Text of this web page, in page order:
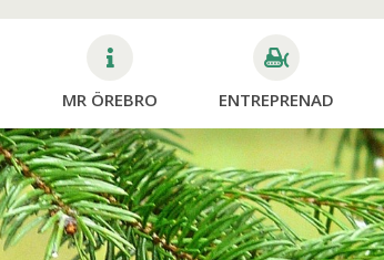
MR ÖREBRO ENTREPRENAD